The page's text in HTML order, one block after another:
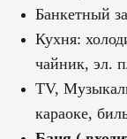
Банкетный
Кухня:
чайник, эл.
ТV,
караоке,